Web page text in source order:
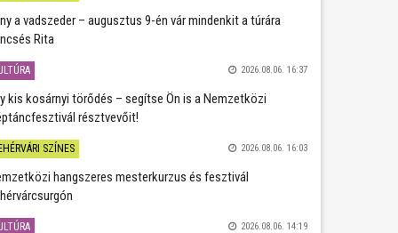
a vadszeder – augusztus 9-én vár mindenkit a túrára
Rita
2026.08.06. 16:37
kis kosárnyi törődés – segítse Ön is a Nemzetközi
résztvevőit!
SZÍNES 2026.08.06. 16:03
hangszeres mesterkurzus és fesztivál
2026.08.06. 14:19